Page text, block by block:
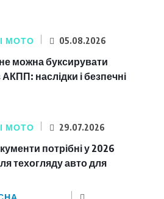
МОТО 05.08.2026
можна буксирувати
АКПП: наслідки і безпечні
МОТО 29.07.2026
потрібні у 2026
техогляду авто для